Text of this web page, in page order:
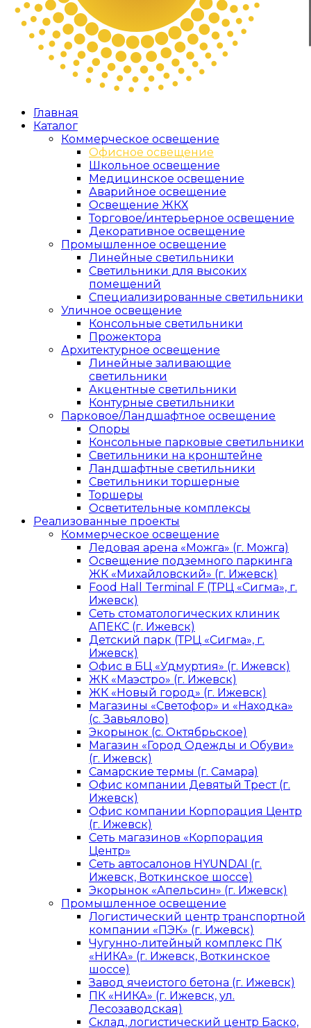
Главная
Каталог
Коммерческое освещение
Офисное освещение
Школьное освещение
Медицинское освещение
Аварийное освещение
Освещение ЖКХ
Торговое/интерьерное освещение
Декоративное освещение
Промышленное освещение
Линейные светильники
Светильники для высоких
помещений
Специализированные светильники
Уличное освещение
Консольные светильники
Прожектора
Архитектурное освещение
Линейные заливающие
светильники
Акцентные светильники
Контурные светильники
Парковое/Ландшафтное освещение
Опоры
Консольные парковые светильники
Светильники на кронштейне
Ландшафтные светильники
Светильники торшерные
Торшеры
Осветительные комплексы
Реализованные проекты
Коммерческое освещение
Ледовая арена «Можга» (г. Можга)
Освещение подземного паркинга
ЖК «Михайловский» (г. Ижевск)
Food Hall Terminal F (ТРЦ «Сигма», г.
Ижевск)
Сеть стоматологических клиник
АПЕКС (г. Ижевск)
Детский парк (ТРЦ «Сигма», г.
Ижевск)
Офис в БЦ «Удмуртия» (г. Ижевск)
ЖК «Маэстро» (г. Ижевск)
ЖК «Новый город» (г. Ижевск)
Магазины «Светофор» и «Находка»
(с. Завьялово)
Экорынок (с. Октябрьское)
Магазин «Город Одежды и Обуви»
(г. Ижевск)
Самарские термы (г. Самара)
Офис компании Девятый Трест (г.
Ижевск)
Офис компании Корпорация Центр
(г. Ижевск)
Сеть магазинов «Корпорация
Центр»
Сеть автосалонов HYUNDAI (г.
Ижевск, Воткинское шоссе)
Экорынок «Апельсин» (г. Ижевск)
Промышленное освещение
Логистический центр транспортной
компании «ПЭК» (г. Ижевск)
Чугунно-литейный комплекс ПК
«НИКА» (г. Ижевск, Воткинское
шоссе)
Завод ячеистого бетона (г. Ижевск)
ПК «НИКА» (г. Ижевск, ул.
Лесозаводская)
Склад, логистический центр Баско,